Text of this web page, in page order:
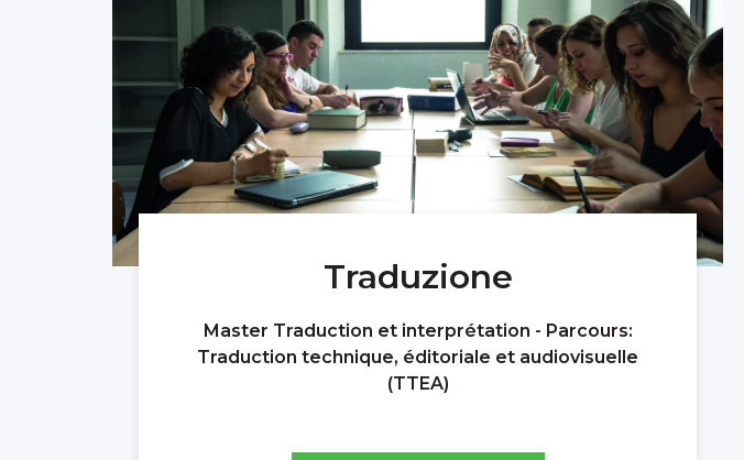
Traduzione
Master Traduction et interprétation - Parcours:
Traduction technique, éditoriale et audiovisuelle
(TTEA)